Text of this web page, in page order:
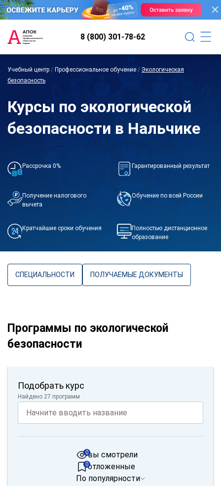
8 (800) 301-78-62
Учебный центр / Профессиональное обучение / Экологическая
безопасность
Курсы по экологической
безопасности в Нальчике
Рассрочка 0% Гарантированный результат
Получение налогового
вычета
Обучение по всей России
Кратчайшие сроки обучения
Полностью дистанционное
образование
СПЕЦИАЛЬНОСТИ ПОЛУЧАЕМЫЕ ДОКУМЕНТЫ
Программы по экологической
безопасности
Подобрать курс
Найдено 27 программ
вы смотрели
0
отложенные
0
По популярности